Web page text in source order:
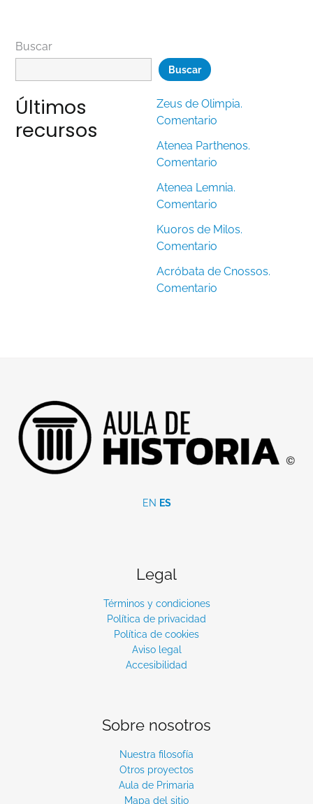
Buscar
Buscar
Últimos
recursos
Zeus de Olimpia.
Comentario
Atenea Parthenos.
Comentario
Atenea Lemnia.
Comentario
Kuoros de Milos.
Comentario
Acróbata de Cnossos.
Comentario
EN ES
Legal
Términos y condiciones
Política de privacidad
Política de cookies
Aviso legal
Accesibilidad
Sobre nosotros
Nuestra filosofía
Otros proyectos
Aula de Primaria
Mapa del sitio